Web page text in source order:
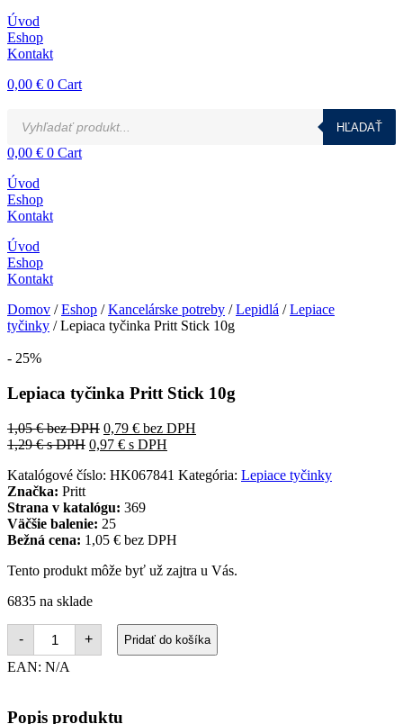
Úvod
Eshop
Kontakt
0,00 € 0 Cart
search
HĽADAŤ
0,00 € 0 Cart
Úvod
Eshop
Kontakt
Úvod
Eshop
Kontakt
Domov /Eshop /Kancelárske potreby /Lepidlá /Lepiace
tyčinky / Lepiaca tyčinka Pritt Stick 10g
- 25%
Lepiaca tyčinka Pritt Stick 10g
1,05€bez DPH 0,79 € bez DPH
1,29€s DPH 0,97 € s DPH
Katalógové číslo: HK067841 Kategória: Lepiace tyčinky
Značka: Pritt
Strana v katalógu: 369
Väčšie balenie: 25
Bežná cena: 1,05 € bez DPH
Tento produkt môže byť už zajtra u Vás.
6835 na sklade
-
množstvo
Lepiaca
tyčinka
Pritt
+ Pridať do košíka
EAN: N/A
Popis produktu